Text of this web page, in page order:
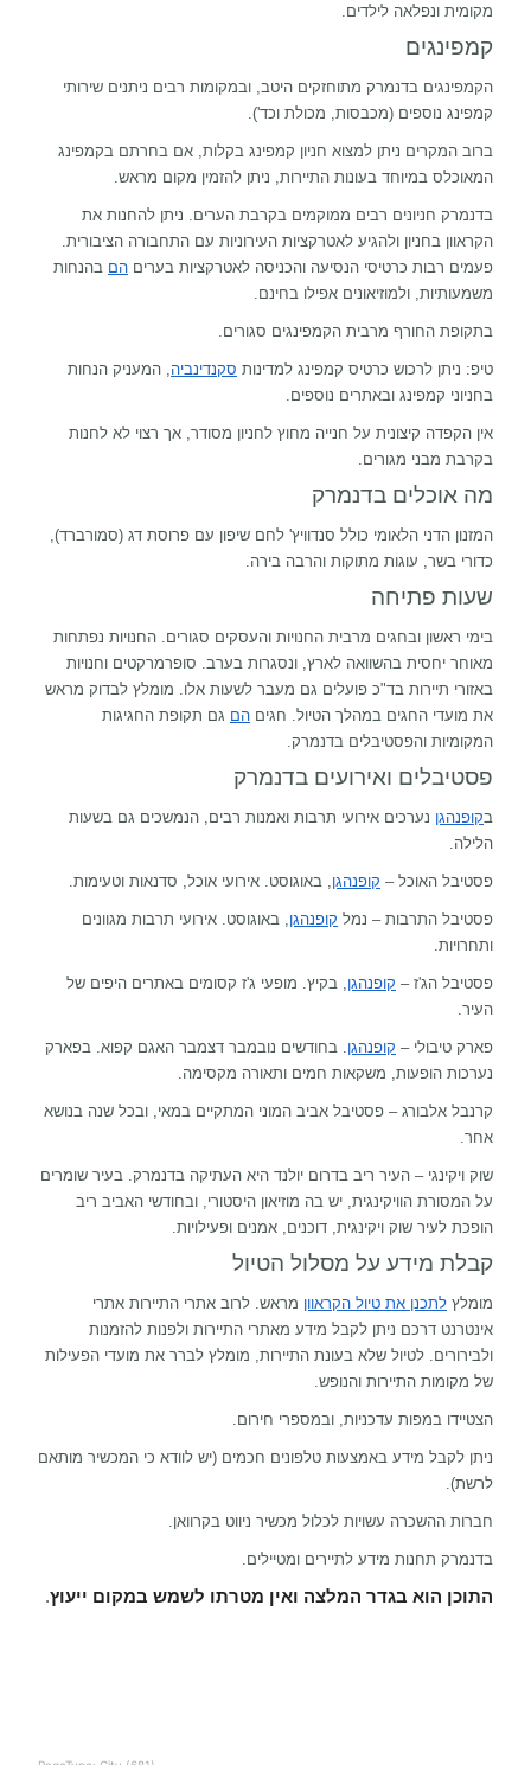
מקומית ונפלאה לילדים.
קמפינגים
הקמפינגים בדנמרק מתוחזקים היטב, ובמקומות רבים ניתנים שירותי
קמפינג נוספים (מכבסות, מכולת וכד').
ברוב המקרים ניתן למצוא חניון קמפינג בקלות, אם בחרתם בקמפינג
המאוכלס במיוחד בעונות התיירות, ניתן להזמין מקום מראש.
בדנמרק חניונים רבים ממוקמים בקרבת הערים. ניתן להחנות את
הקראוון בחניון ולהגיע לאטרקציות העירוניות עם התחבורה הציבורית.
פעמים רבות כרטיסי הנסיעה והכניסה לאטרקציות בערים הם בהנחות
משמעותיות, ולמוזיאונים אפילו בחינם.
בתקופת החורף מרבית הקמפינגים סגורים.
טיפ: ניתן לרכוש כרטיס קמפינג למדינות סקנדינביה, המעניק הנחות
בחניוני קמפינג ובאתרים נוספים.
אין הקפדה קיצונית על חנייה מחוץ לחניון מסודר, אך רצוי לא לחנות
בקרבת מבני מגורים.
מה אוכלים בדנמרק
המזנון הדני הלאומי כולל סנדוויץ' לחם שיפון עם פרוסת דג (סמורברד),
כדורי בשר, עוגות מתוקות והרבה בירה.
שעות פתיחה
בימי ראשון ובחגים מרבית החנויות והעסקים סגורים. החנויות נפתחות
מאוחר יחסית בהשוואה לארץ, ונסגרות בערב. סופרמרקטים וחנויות
באזורי תיירות בד"כ פועלים גם מעבר לשעות אלו. מומלץ לבדוק מראש
את מועדי החגים במהלך הטיול. חגים הם גם תקופת החגיגות
המקומיות והפסטיבלים בדנמרק.
פסטיבלים ואירועים בדנמרק
בקופנהגן נערכים אירועי תרבות ואמנות רבים, הנמשכים גם בשעות
הלילה.
פסטיבל האוכל – קופנהגן, באוגוסט. אירועי אוכל, סדנאות וטעימות.
פסטיבל התרבות – נמל קופנהגן, באוגוסט. אירועי תרבות מגוונים
ותחרויות.
פסטיבל הג'ז – קופנהגן, בקיץ. מופעי ג'ז קסומים באתרים היפים של
העיר.
פארק טיבולי – קופנהגן. בחודשים נובמבר דצמבר האגם קפוא. בפארק
נערכות הופעות, משקאות חמים ותאורה מקסימה.
קרנבל אלבורג – פסטיבל אביב המוני המתקיים במאי, ובכל שנה בנושא
אחר.
שוק ויקינגי – העיר ריב בדרום יולנד היא העתיקה בדנמרק. בעיר שומרים
על המסורת הוויקינגית, יש בה מוזיאון היסטורי, ובחודשי האביב ריב
הופכת לעיר שוק ויקינגית, דוכנים, אמנים ופעילויות.
קבלת מידע על מסלול הטיול
מומלץ לתכנן את טיול הקראוון מראש. לרוב אתרי התיירות אתרי
אינטרנט דרכם ניתן לקבל מידע מאתרי התיירות ולפנות להזמנות
ולבירורים. לטיול שלא בעונת התיירות, מומלץ לברר את מועדי הפעילות
של מקומות התיירות והנופש.
הצטיידו במפות עדכניות, ובמספרי חירום.
ניתן לקבל מידע באמצעות טלפונים חכמים (יש לוודא כי המכשיר מותאם
לרשת).
חברות ההשכרה עשויות לכלול מכשיר ניווט בקרוואן.
בדנמרק תחנות מידע לתיירים ומטיילים.
התוכן הוא בגדר המלצה ואין מטרתו לשמש במקום ייעוץ.